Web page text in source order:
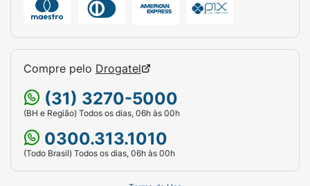
Compre pelo Drogatel
(31) 3270-5000
(BH e Região) Todos os dias, 06h às 00h
0300.313.1010
(Todo Brasil) Todos os dias, 06h às 00h